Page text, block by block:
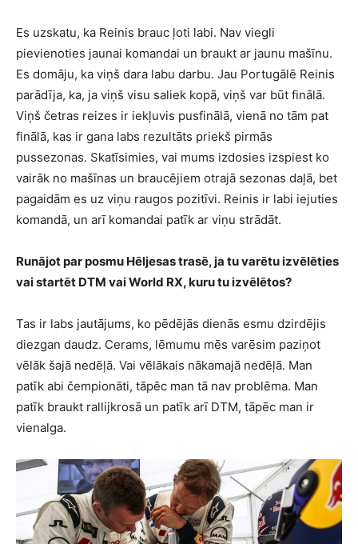
Es uzskatu, ka Reinis brauc ļoti labi. Nav viegli
pievienoties jaunai komandai un braukt ar jaunu mašīnu.
Es domāju, ka viņš dara labu darbu. Jau Portugālē Reinis
parādīja, ka, ja viņš visu saliek kopā, viņš var būt finālā.
Viņš četras reizes ir iekļuvis pusfinālā, vienā no tām pat
finālā, kas ir gana labs rezultāts priekš pirmās
pussezonas. Skatīsimies, vai mums izdosies izspiest ko
vairāk no mašīnas un braucējiem otrajā sezonas daļā, bet
pagaidām es uz viņu raugos pozitīvi. Reinis ir labi iejuties
komandā, un arī komandai patīk ar viņu strādāt.
Runājot par posmu Hēljesas trasē, ja tu varētu izvēlēties
vai startēt DTM vai World RX, kuru tu izvēlētos?
Tas ir labs jautājums, ko pēdējās dienās esmu dzirdējis
diezgan daudz. Cerams, lēmumu mēs varēsim paziņot
vēlāk šajā nedēļā. Vai vēlākais nākamajā nedēļā. Man
patīk abi čempionāti, tāpēc man tā nav problēma. Man
patīk braukt rallijkrosā un patīk arī DTM, tāpēc man ir
vienalga.